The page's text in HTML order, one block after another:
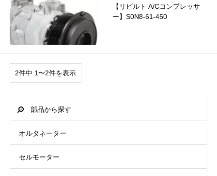
【リビルト A/Cコンプレッサ
ー】S0N8-61-450
2件中 1〜2件を表示
部品から探す
オルタネーター
セルモーター